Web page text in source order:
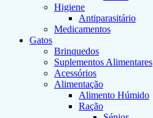
Higiene
Antiparasitário
Medicamentos
Gatos
Brinquedos
Suplementos Alimentares
Acessórios
Alimentação
Alimento Húmido
Ração